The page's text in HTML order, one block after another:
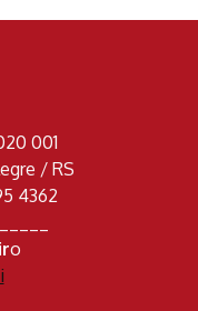
001
/ RS
4362
o